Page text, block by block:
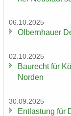
06.10.2025
Ol­bern­hau­er
02.10.2025
Bau­recht für
Nor­den
30.09.2025
Ent­las­tung für